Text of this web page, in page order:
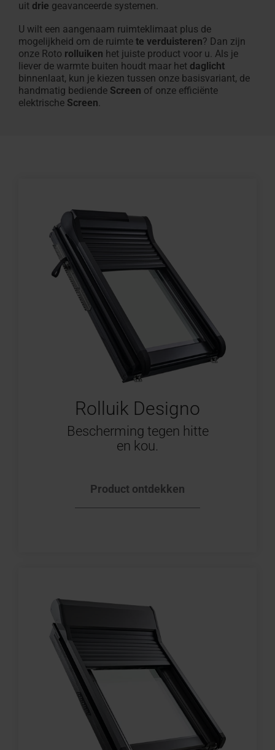
uit drie geavanceerde systemen.
U wilt een aangenaam ruimteklimaat plus de
mogelijkheid om de ruimte te verduisteren? Dan zijn
onze Roto rolluiken het juiste product voor u. Als je
liever de warmte buiten houdt maar het daglicht
binnenlaat, kun je kiezen tussen onze basisvariant, de
handmatig bediende Screen of onze efficiënte
elektrische Screen.
Rolluik Designo
Bescherming tegen hitte
en kou.
Product ontdekken